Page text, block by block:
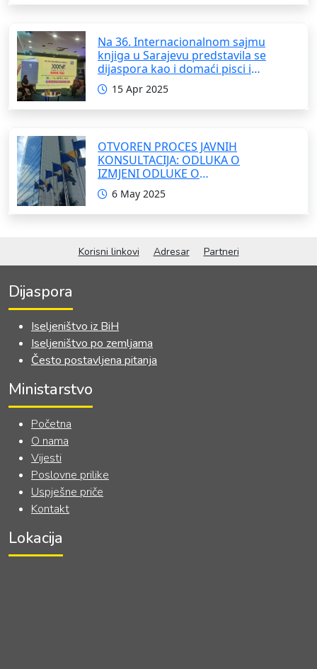
Na 36. Internacionalnom sajmu
knjiga u Sarajevu predstavila se
dijaspora kao i domaći pisci i
umjetnici
15 Apr 2025
OTVOREN PROCES JAVNIH
KONSULTACIJA: ODLUKA O
IZMJENI ODLUKE O
FORMIRANJU INTERRESORNE
RADNE GRUPE ZA IZRADU
OKVIRNOG ZAKONA O
HERCEGOVINE
6 May 2025
Korisni linkovi Adresar Partneri
Dijaspora
Iseljeništvo iz BiH
Iseljeništvo po zemljama
Često postavljena pitanja
Ministarstvo
Početna
O nama
Vijesti
Poslovne prilike
Uspješne priče
Kontakt
Lokacija